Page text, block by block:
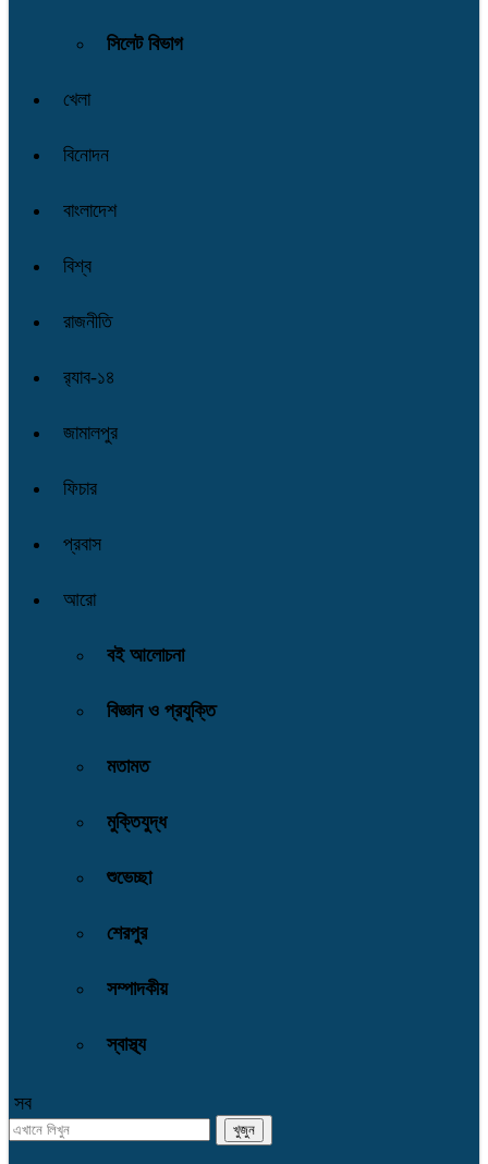
সিলেট বিভাগ
খেলা
বিনোদন
বাংলাদেশ
বিশ্ব
রাজনীতি
র‌্যাব-১৪
জামালপুর
ফিচার
প্রবাস
আরো
বই আলোচনা
বিজ্ঞান ও প্রযুক্তি
মতামত
মুক্তিযুদ্ধ
শুভেচ্ছা
শেরপুর
সম্পাদকীয়
স্বাস্থ্য
সব